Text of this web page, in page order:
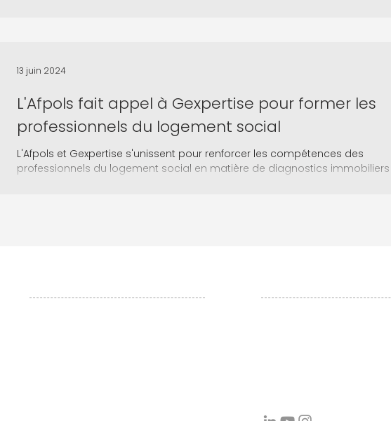
L'Afpols fait appel à Gexpertise pour former les
professionnels du logement social
L'Afpols et Gexpertise s'unissent pour renforcer les compétences des
professionnels du logement social en matière de diagnostics immobiliers
13 juin 2024